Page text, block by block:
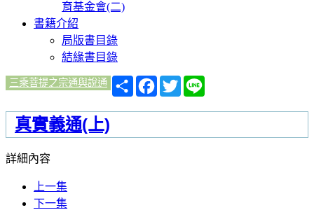
育基金會(二)
書籍介紹
局版書目錄
結緣書目錄
三乘菩提之宗通與說通
分
享
Facebook
Twitter
真實義通(上)
詳細內容
上一集
下一集